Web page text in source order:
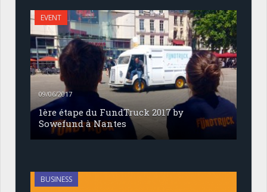
EVENT
09/06/2017
1ère étape du FundTruck 2017 by
Sowefund à Nantes
BUSINESS